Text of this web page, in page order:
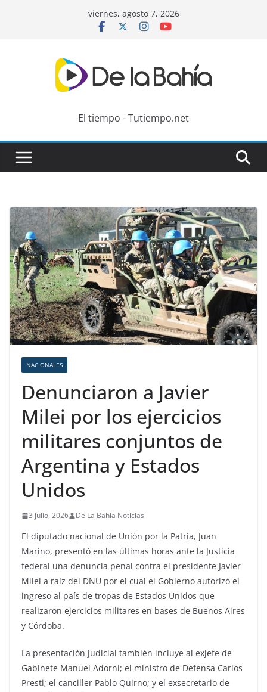
viernes, agosto 7, 2026
El tiempo - Tutiempo.net
NACIONALES
Denunciaron a Javier
Milei por los ejercicios
militares conjuntos de
Argentina y Estados
Unidos
3 julio, 2026 De La Bahía Noticias
El diputado nacional de Unión por la Patria, Juan
Marino, presentó en las últimas horas ante la Justicia
federal una denuncia penal contra el presidente Javier
Milei a raíz del DNU por el cual el Gobierno autorizó el
ingreso al país de tropas de Estados Unidos que
realizaron ejercicios militares en bases de Buenos Aires
y Córdoba.
La presentación judicial también incluye al exjefe de
Gabinete Manuel Adorni; el ministro de Defensa Carlos
Presti; el canciller Pablo Quirno; y el exsecretario de